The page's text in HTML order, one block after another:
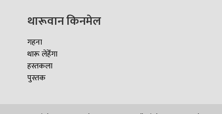
थारूवान किनमेल
गहना
थारू लेहेँगा
हस्तकला
पुस्तक